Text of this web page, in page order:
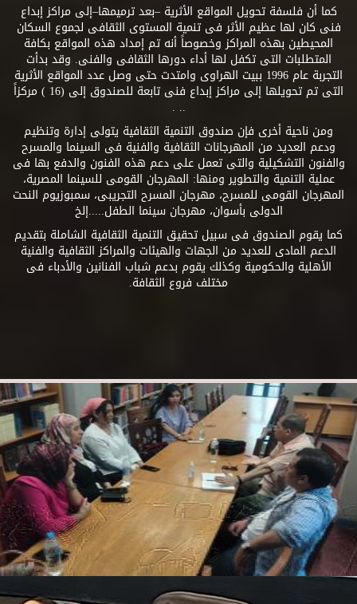
كما أن فلسفة تحويل المواقع الأثرية –بعد ترميمها–إلى مراكز إبداع
فنى كان لها عظيم الأثر فى تنمية المستوى الثقافى لجموع السكان
المحيطين بهذه المراكز وخصوصاً أنه تم إمداد هذه المواقع بكافة
المتطلبات التى تكفل لها أداء دورها الثقافى والفنى. وقد بدأت
التجربة عام 1996 ببيت الهراوى وامتدت حتى وصل عدد المواقع الأثرية
التى تم تحويلها إلى مراكز إبداع فنى تابعة للصندوق إلى (16 ) مركزاً
.. .
ومن ناحية أخرى فإن صندوق التنمية الثقافية يتولى إدارة وتنظيم
ودعم العديد من المهرجانات الثقافية والفنية فى السينما والمسرح
والفنون التشكيلية والتى تعمل على دعم هذه الفنون والدفع بها فى
عملية التنمية والتطوير ومنها: المهرجان القومى للسينما المصرية،
المهرجان القومى للمسرح، مهرجان المسرح التجريبى، سمبوزيوم النحت
الدولى بأسوان، مهرجان سينما الطفل.....إلخ
كما يقوم الصندوق فى سبيل تحقيق التنمية الثقافية الشاملة بتقديم
الدعم المادى للعديد من الجهات والهيئات والمراكز الثقافية والفنية
الأهلية والحكومية وكذلك يقوم بدعم شباب الفنانين والأدباء فى
مختلف فروع الثقافة.